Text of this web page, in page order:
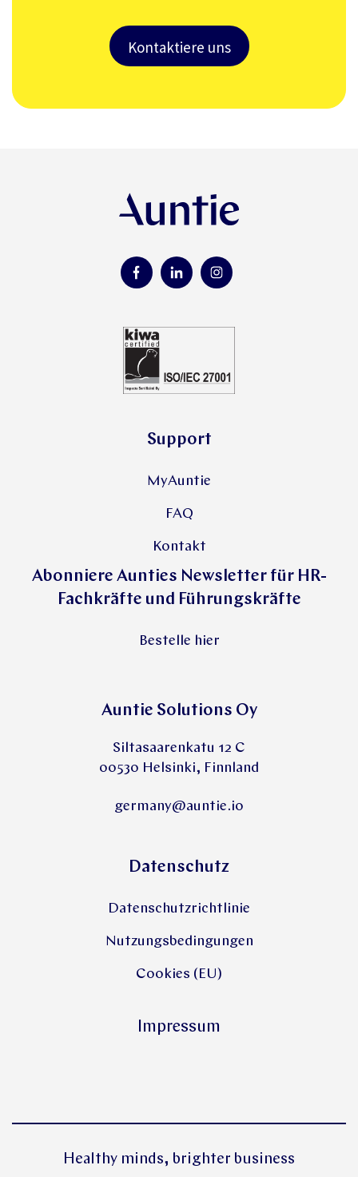
Kontaktiere uns
Support
MyAuntie
FAQ
Kontakt
Abonniere Aunties Newsletter für HR-
Fachkräfte und Führungskräfte
Bestelle hier
Auntie Solutions Oy
Siltasaarenkatu 12 C
00530 Helsinki, Finnland
germany@auntie.io
Datenschutz
Datenschutzrichtlinie
Nutzungsbedingungen
Cookies (EU)
Impressum
Healthy minds, brighter business